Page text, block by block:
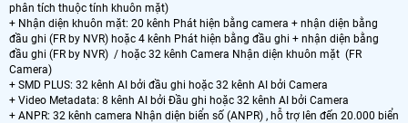
phân tích thuộc tính khuôn mặt)
+ Nhận diện khuôn mặt: 20 kênh Phát hiện bằng camera + nhận diện bằng
đầu ghi (FR by NVR) hoặc 4 kênh Phát hiện bằng đầu ghi + nhận diện bằng
đầu ghi (FR by NVR) / hoặc 32 kênh Camera Nhận diện khuôn mặt (FR
Camera)
+ SMD PLUS: 32 kênh AI bởi đầu ghi hoặc 32 kênh AI bởi Camera
+ Video Metadata: 8 kênh AI bởi Đầu ghi hoặc 32 kênh AI bởi Camera
+ ANPR: 32 kênh camera Nhận diện biển số (ANPR) , hỗ trợ lên đến 20.000 biển